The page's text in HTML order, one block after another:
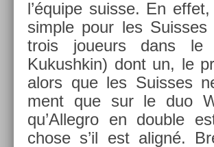
l’équipe suis­se. En
sim­ple pour les
trois joueurs dans le
Kukushkin) dont un, le
alors que les Suis­ses
ment que sur le duo
qu’Al­legro en doub­le
chose s’il est aligné.